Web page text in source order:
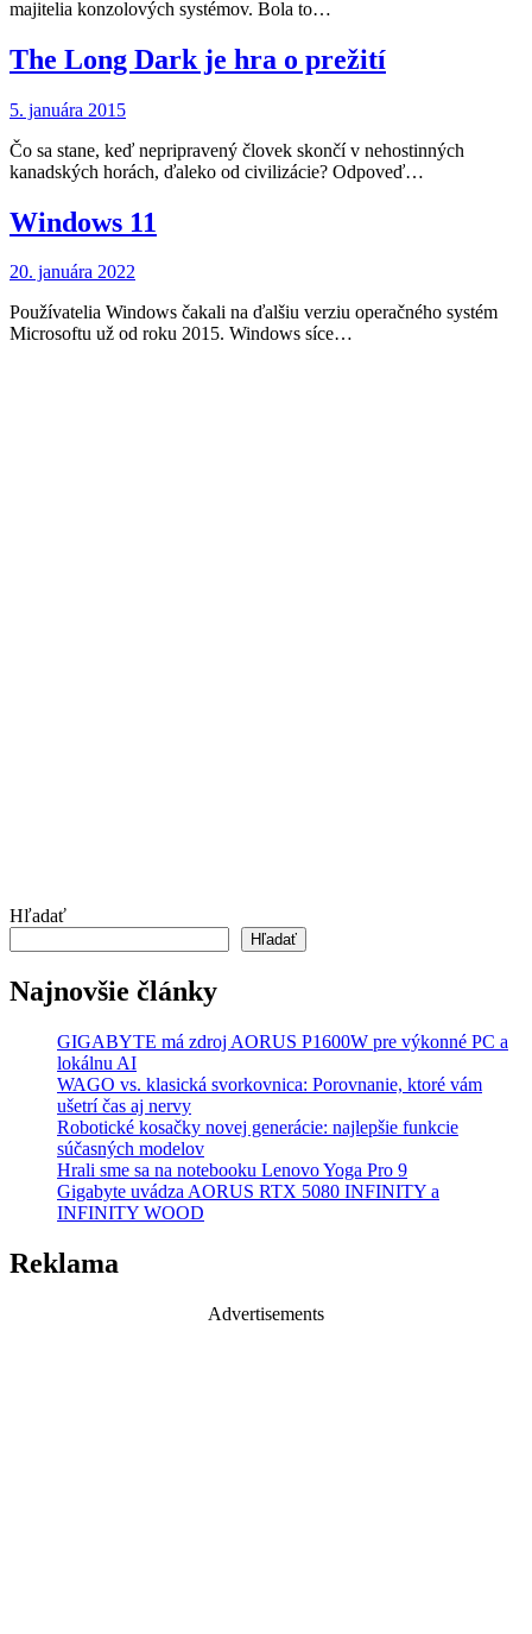
majitelia konzolových systémov. Bola to…
The Long Dark je hra o prežití
5. januára 2015
Čo sa stane, keď nepripravený človek skončí v nehostinných
kanadských horách, ďaleko od civilizácie? Odpoveď…
Windows 11
20. januára 2022
Používatelia Windows čakali na ďalšiu verziu operačného systém
Microsoftu už od roku 2015. Windows síce…
Hľadať
Hľadať
Najnovšie články
GIGABYTE má zdroj AORUS P1600W pre výkonné PC a
lokálnu AI
WAGO vs. klasická svorkovnica: Porovnanie, ktoré vám
ušetrí čas aj nervy
Robotické kosačky novej generácie: najlepšie funkcie
súčasných modelov
Hrali sme sa na notebooku Lenovo Yoga Pro 9
Gigabyte uvádza AORUS RTX 5080 INFINITY a
INFINITY WOOD
Reklama
Advertisements